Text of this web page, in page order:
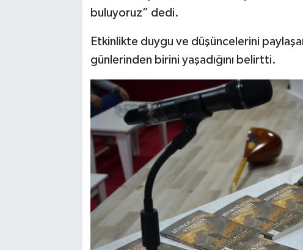
buluyoruz” dedi.
Etkinlikte duygu ve düşüncelerini
günlerinden birini yaşadığını belirtti.